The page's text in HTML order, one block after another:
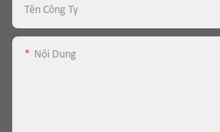
Tên Công Ty
Nội Dung